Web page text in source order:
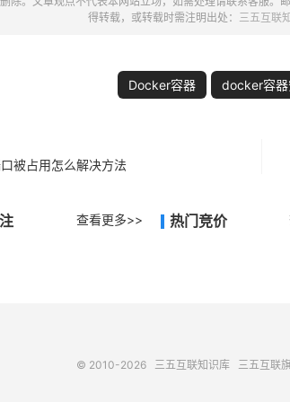
得转载，或转载时需注明出处： 三五互联
Docker容器 docker容器
被占用怎么解决方法
查看更多>> 热门竞价
© 2010-2026 三五互联知识库 三五互联